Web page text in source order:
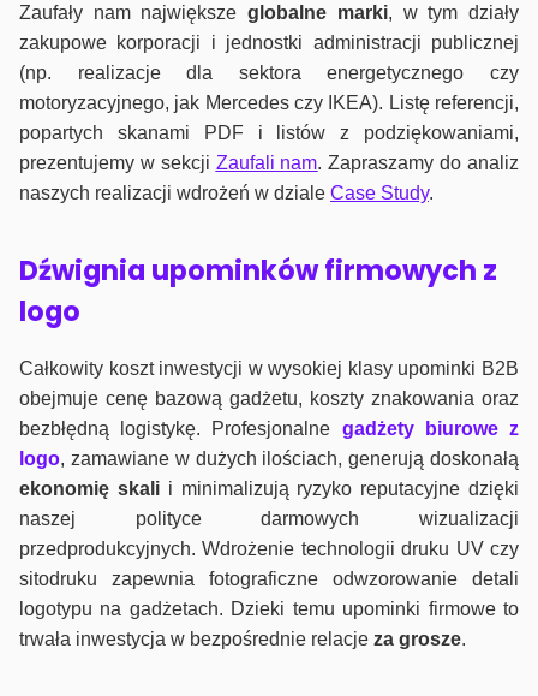
Zaufały nam największeglobalne marki, w tym działy
zakupowe korporacji i jednostki administracji publicznej
(np. realizacje dla sektora energetycznego czy
motoryzacyjnego, jak Mercedes czy IKEA). Listę referencji,
popartych skanami PDF i listów z podziękowaniami,
prezentujemy w sekcji Zaufali nam. Zapraszamy do analiz
naszych realizacji wdrożeń w dziale Case Study.
Dźwignia upominków firmowych z
logo
Całkowity koszt inwestycji w wysokiej klasy upominki B2B
obejmuje cenę bazową gadżetu, koszty znakowania oraz
bezbłędną logistykę. Profesjonalne gadżety biurowe z
logo, zamawiane w dużych ilościach, generują doskonałą
ekonomię skalii minimalizują ryzyko reputacyjne dzięki
naszej polityce darmowych wizualizacji
przedprodukcyjnych. Wdrożenie technologii druku UV czy
sitodruku zapewnia fotograficzne odwzorowanie detali
logotypu na gadżetach. Dzieki temu upominki firmowe to
trwała inwestycja w bezpośrednie relacje za grosze.